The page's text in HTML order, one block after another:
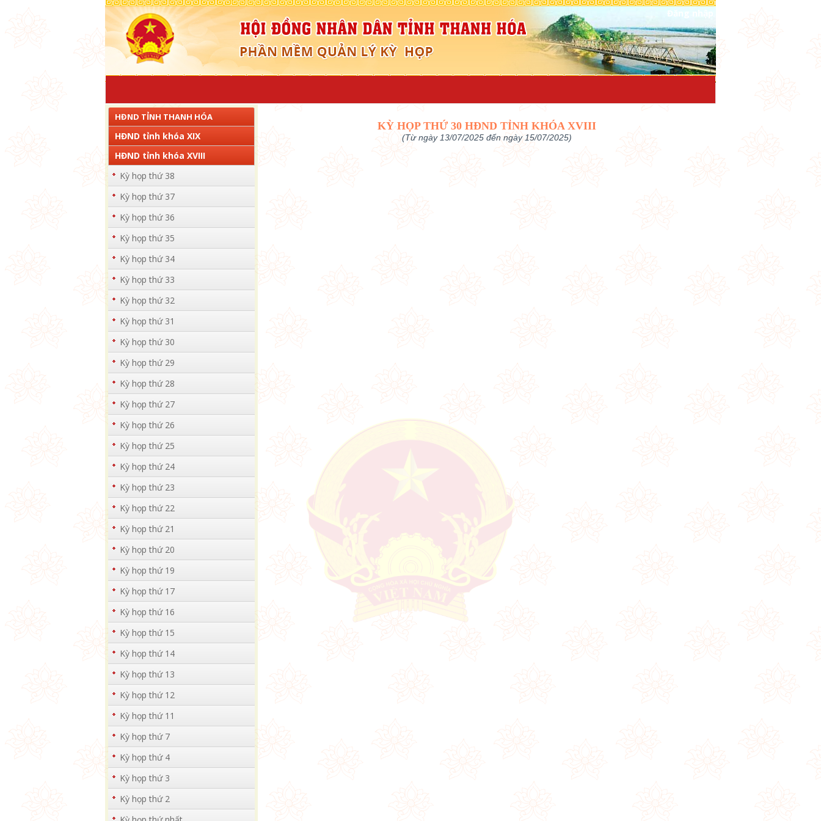
Đăng nhập
HĐND TỈNH THANH HÓA
HĐND tỉnh khóa XIX
HĐND tỉnh khóa XVIII
Kỳ họp thứ 38
Kỳ họp thứ 37
Kỳ họp thứ 36
Kỳ họp thứ 35
Kỳ họp thứ 34
Kỳ họp thứ 33
Kỳ họp thứ 32
Kỳ họp thứ 31
Kỳ họp thứ 30
Kỳ họp thứ 29
Kỳ họp thứ 28
Kỳ họp thứ 27
Kỳ họp thứ 26
Kỳ họp thứ 25
Kỳ họp thứ 24
Kỳ họp thứ 23
Kỳ họp thứ 22
Kỳ họp thứ 21
Kỳ họp thứ 20
Kỳ họp thứ 19
Kỳ họp thứ 17
Kỳ họp thứ 16
Kỳ họp thứ 15
Kỳ họp thứ 14
Kỳ họp thứ 13
Kỳ họp thứ 12
Kỳ họp thứ 11
Kỳ họp thứ 7
Kỳ họp thứ 4
Kỳ họp thứ 3
Kỳ họp thứ 2
KỲ HỌP THỨ 30 HĐND TỈNH KHÓA XVIII
(Từ ngày 13/07/2025 đến ngày 15/07/2025)